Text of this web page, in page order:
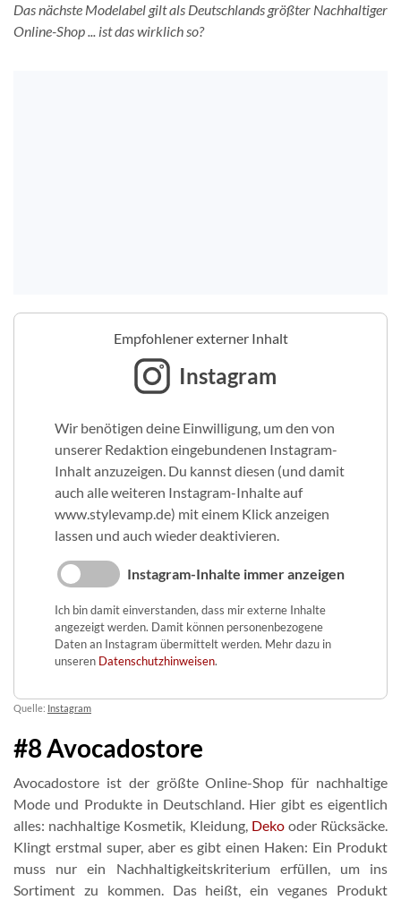
Das nächste Modelabel gilt als Deutschlands größter Nachhaltiger
Online-Shop ... ist das wirklich so?
Empfohlener externer Inhalt
Instagram
Wir benötigen deine Einwilligung, um den von
unserer Redaktion eingebundenen Instagram-
Inhalt anzuzeigen. Du kannst diesen (und damit
auch alle weiteren Instagram-Inhalte auf
www.stylevamp.de) mit einem Klick anzeigen
lassen und auch wieder deaktivieren.
Instagram-Inhalte immer anzeigen
Ich bin damit einverstanden, dass mir externe Inhalte
angezeigt werden. Damit können personenbezogene
Daten an Instagram übermittelt werden. Mehr dazu in
unseren Datenschutzhinweisen.
Quelle: Instagram
#8 Avocadostore
Avocadostore ist der größte Online-Shop für nachhaltige
Mode und Produkte in Deutschland. Hier gibt es eigentlich
alles: nachhaltige Kosmetik, Kleidung, Dekooder Rücksäcke.
Klingt erstmal super, aber es gibt einen Haken: Ein Produkt
muss nur ein Nachhaltigkeitskriterium erfüllen, um ins
Sortiment zu kommen. Das heißt, ein veganes Produkt